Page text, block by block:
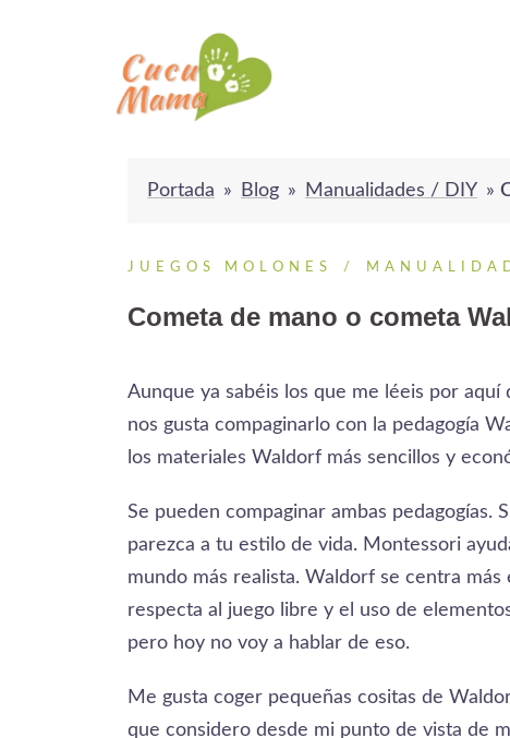
Portada » Blog » Manualidades / DIY »
JUEGOS MOLONES
Cometa de mano o cometa
Aunque ya sabéis los que me léeis por
nos gusta compaginarlo con la pedagogía
los materiales Waldorf más sencillos y
Se pueden compaginar ambas pedagogías.
parezca a tu estilo de vida. Montessori
mundo más realista. Waldorf se centra más
respecta al juego libre y el uso de
pero hoy no voy a hablar de eso.
Me gusta coger pequeñas cositas de
que considero desde mi punto de vista de